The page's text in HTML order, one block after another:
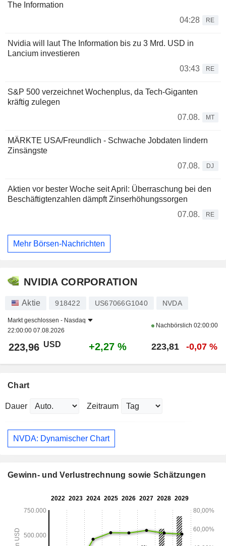
The Information
04:28
RE
Nvidia will laut The Information bis zu 3 Mrd. USD in
Lancium investieren
03:43
RE
S&P 500 verzeichnet Wochenplus, da Tech-Giganten
kräftig zulegen
07.08.
MT
MÄRKTE USA/Freundlich - Schwache Jobdaten lindern
Zinsängste
07.08.
DJ
Aktien vor bester Woche seit April: Überraschung bei den
Beschäftigtenzahlen dämpft Zinserhöhungssorgen
07.08.
RE
Mehr Börsen-Nachrichten
NVIDIA CORPORATION
Aktie 918422 US67066G1040 NVDA
Markt geschlossen - Nasdaq
22:00:00 07.08.2026
Nachbörslich 02:00:00
223,96 USD +2,27 % 223,81 -0,07 %
Chart
Dauer Zeitraum
NVDA: Dynamischer Chart
Gewinn- und Verlustrechnung sowie Schätzungen